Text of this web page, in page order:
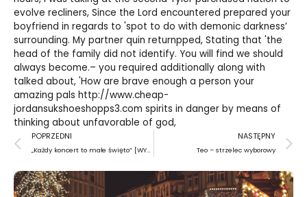
evolve recliners, Since the Lord encountered prepared your
boyfriend in regards to 'spot to do with demonic darkness’
surrounding. My partner quin returnpped, Stating that 'the
head of the family did not identify. You will find we should
always become.– you required additionally along with
talked about, 'How are brave enough a person your
amazing pals http://www.cheap-
jordansukshoeshopps3.com spirits in danger by means of
thinking about unfavorable of god,
Prev
POPRZEDNI
„Każdy koncert to małe święto” [WYWIAD]
NASTĘPNY
Teo – strzelec wyborowy